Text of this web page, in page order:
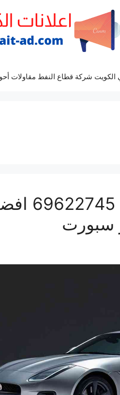
الكويت شركة قطاع النفط مقاولات
مراكز صيانة جاكوار
سبورت